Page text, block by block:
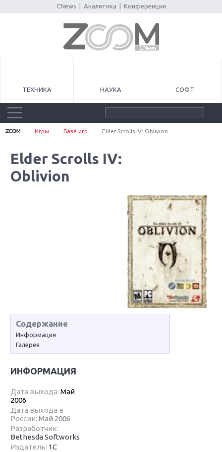
CNews Аналитика Конференции
ТЕХНИКА НАУКА СОФТ
Игры База игр Elder Scrolls IV: Oblivion
Elder Scrolls IV:
Oblivion
Содержание
Информация
Галерея
ИНФОРМАЦИЯ
Дата выхода:Май
2006
Дата выхода в
России:Май 2006
Разработчик:
Bethesda Softworks
Издатель: 1С